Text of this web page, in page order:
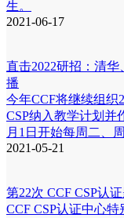
生。
2021-06-17
直击2022研招：清
播
今年CCF将继续组织
CSP纳入教学计划并
月1日开始每周二、
2021-05-21
第22次 CCF CSP认
CCF CSP认证中心